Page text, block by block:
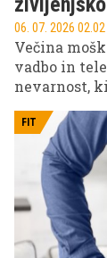
06. 07. 2026 02.02
Večina
vadbo in
nevarnost,
sodobnega
lahko več
tveganje za
nekatere
ljudeh, ki
FIT